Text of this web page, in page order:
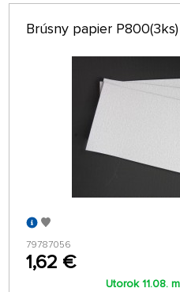
Brúsny papier P800(3ks)
79787056
1,62 €
Utorok 11.08.